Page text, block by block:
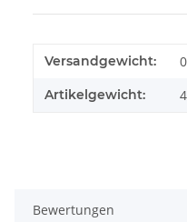
Versandgewicht:
Artikelgewicht:
Bewertungen